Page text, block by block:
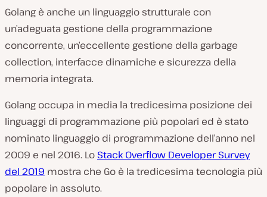
Golang è anche un linguaggio strutturale con
un’adeguata gestione della programmazione
concorrente, un’eccellente gestione della garbage
collection, interfacce dinamiche e sicurezza della
memoria integrata.
Golang occupa in media la tredicesima posizione dei
linguaggi di programmazione più popolari ed è stato
nominato linguaggio di programmazione dell’anno nel
2009 e nel 2016. Lo Stack Overflow Developer Survey
del 2019 mostra che Go è la tredicesima tecnologia più
popolare in assoluto.